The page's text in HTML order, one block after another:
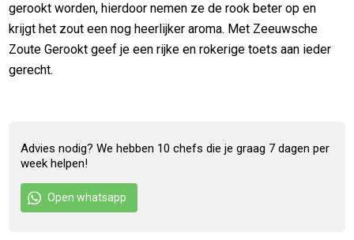
gerookt worden, hierdoor nemen ze de rook beter op en
krijgt het zout een nog heerlijker aroma. Met Zeeuwsche
Zoute Gerookt geef je een rijke en rokerige toets aan ieder
gerecht.
Advies nodig? We hebben 10 chefs die je graag 7 dagen per
week helpen!
Open whatsapp